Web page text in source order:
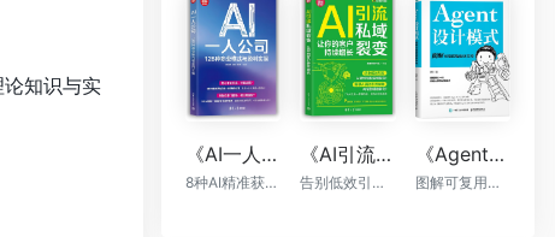
论知识与实
《AI一人公司：128种商业模式与盈利实操》
8种AI精准获客方法+全程运营辅助，让你一个人活成一支团队
《AI引流私域裂变：让你的客户持续增长》
告别低效引流，AI帮你轻松实现裂变
《Agent设计模式》
图解可复用智能体架构